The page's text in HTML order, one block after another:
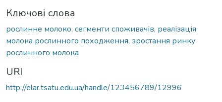
Ключові слова
рослинне молоко, сегменти споживачів, реалізація
молока рослинного походження, зростання ринку
рослинного молока
URI
http://elar.tsatu.edu.ua/handle/123456789/12996